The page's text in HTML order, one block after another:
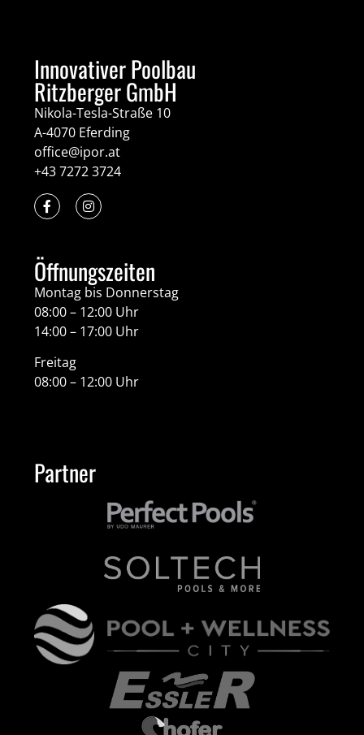
Innovativer Poolbau
Ritzberger GmbH
Nikola-Tesla-Straße 10
A-4070 Eferding
office@ipor.at
+43 7272 3724
Öffnungszeiten
Montag bis Donnerstag
08:00 – 12:00 Uhr
14:00 – 17:00 Uhr
Freitag
08:00 – 12:00 Uhr
Partner